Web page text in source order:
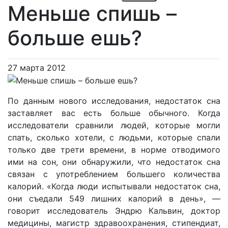
Меньше спишь –
больше ешь?
27 марта 2012
По данным нового исследования, недостаток сна
заставляет вас есть больше обычного. Когда
исследователи сравнили людей, которые могли
спать, сколько хотели, с людьми, которые спали
только две трети времени, в норме отводимого
ими на сон, они обнаружили, что недостаток сна
связан с употреблением большего количества
калорий. «Когда люди испытывали недостаток сна,
они съедали 549 лишних калорий в день», —
говорит исследователь Эндрю Кальвин, доктор
медицины, магистр здравоохранения, стипендиат,